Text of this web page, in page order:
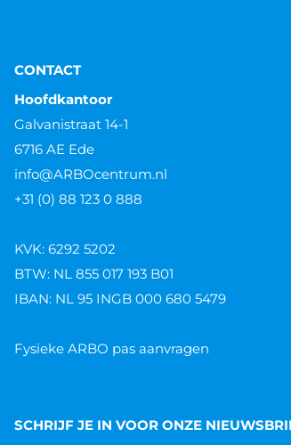
CONTACT
Hoofdkantoor
Galvanistraat 14-1
6716 AE Ede
info@ARBOcentrum.nl
+31 (0) 88 123 0 888
KVK: 6292 5202
BTW: NL 855 017 193 B01
IBAN: NL 95 INGB 000 680 5479
Fysieke ARBO pas aanvragen
SCHRIJF JE IN VOOR ONZE